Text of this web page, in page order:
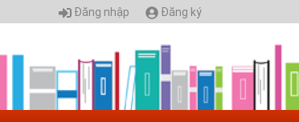
Đăng nhập Đăng ký